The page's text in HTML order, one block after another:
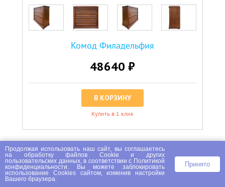
Комод Филадельфия
48640 ₽
В КОРЗИНУ
Купить в 1 клик
Артикул:
Продолжая использовать наш сайт, вы соглашаетесь
на обработку файлов Сookie и других
пользовательских данных, в соответствии с Политикой
конфиденциальности . Вы можете заблокировать
использование Cookies сайтом, изменив настройки
Вашего браузера.
Принято